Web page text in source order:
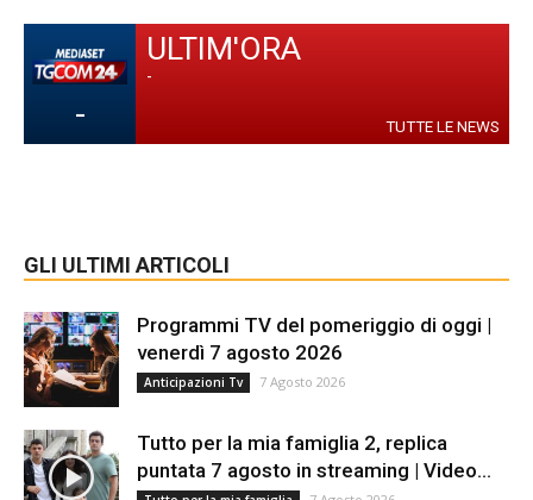
-
ULTIM'ORA
-
TUTTE LE NEWS
GLI ULTIMI ARTICOLI
Programmi TV del pomeriggio di oggi |
venerdì 7 agosto 2026
Anticipazioni Tv 7 Agosto 2026
Tutto per la mia famiglia 2, replica
puntata 7 agosto in streaming | Video...